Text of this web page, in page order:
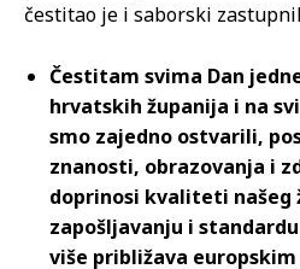
čestitao je i saborski
Čestitam svima Dan
hrvatskih županija i na
smo zajedno ostvarili,
znanosti, obrazovanja i
doprinosi kvaliteti našeg
zapošljavanju i
više približava